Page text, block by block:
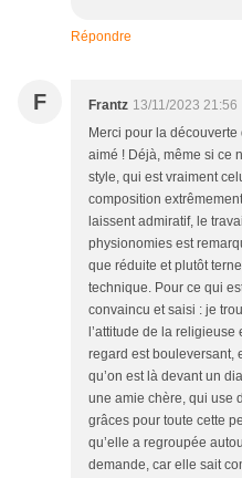
Répondre
F Frantz 13/11/2023 21:56
Merci pour la
aimé ! Déjà, même si ce
style, qui est vraiment
composition
laissent admiratif, le
physionomies est
que réduite et plutôt
technique. Pour ce qui
convaincu et saisi : je
l’attitude de la
regard est bouleversant,
qu’on est là devant un
une amie chère, qui use
grâces pour toute cette
qu’elle a regroupée
demande, car elle sait